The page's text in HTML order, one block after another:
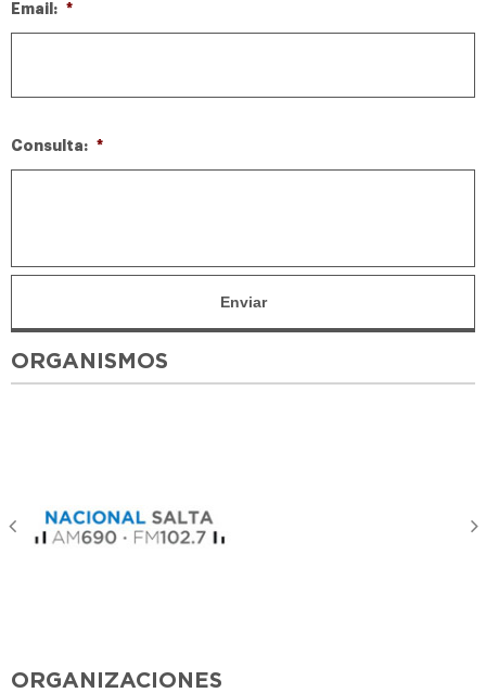
Email: *
Consulta: *
ORGANISMOS
ORGANIZACIONES